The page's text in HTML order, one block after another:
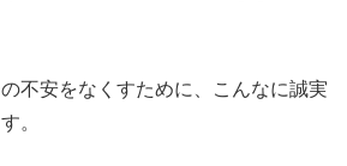
不安をなくすために、こんなに誠実
。